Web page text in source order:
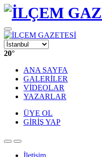
20°
ANA SAYFA
GALERİLER
VİDEOLAR
YAZARLAR
ÜYE OL
GİRİŞ YAP
İletişim